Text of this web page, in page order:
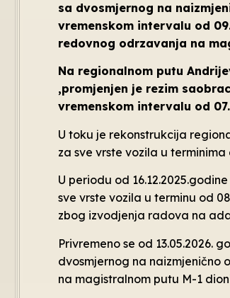
sa dvosmjernog na
vremenskom intervalu od
redovnog odrzavanja na
Na regionalnom putu
,promjenjen je rezim
vremenskom intervalu od
U toku je rekonstrukcija
za sve vrste vozila u
U periodu od
sve vrste vozila u terminu od
zbog izvodjenja radova na
Privremeno se od 13.05.2026.
dvosmjernog na naizmjenično
na magistralnom putu M-1